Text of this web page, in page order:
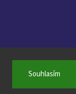
Souhlasím